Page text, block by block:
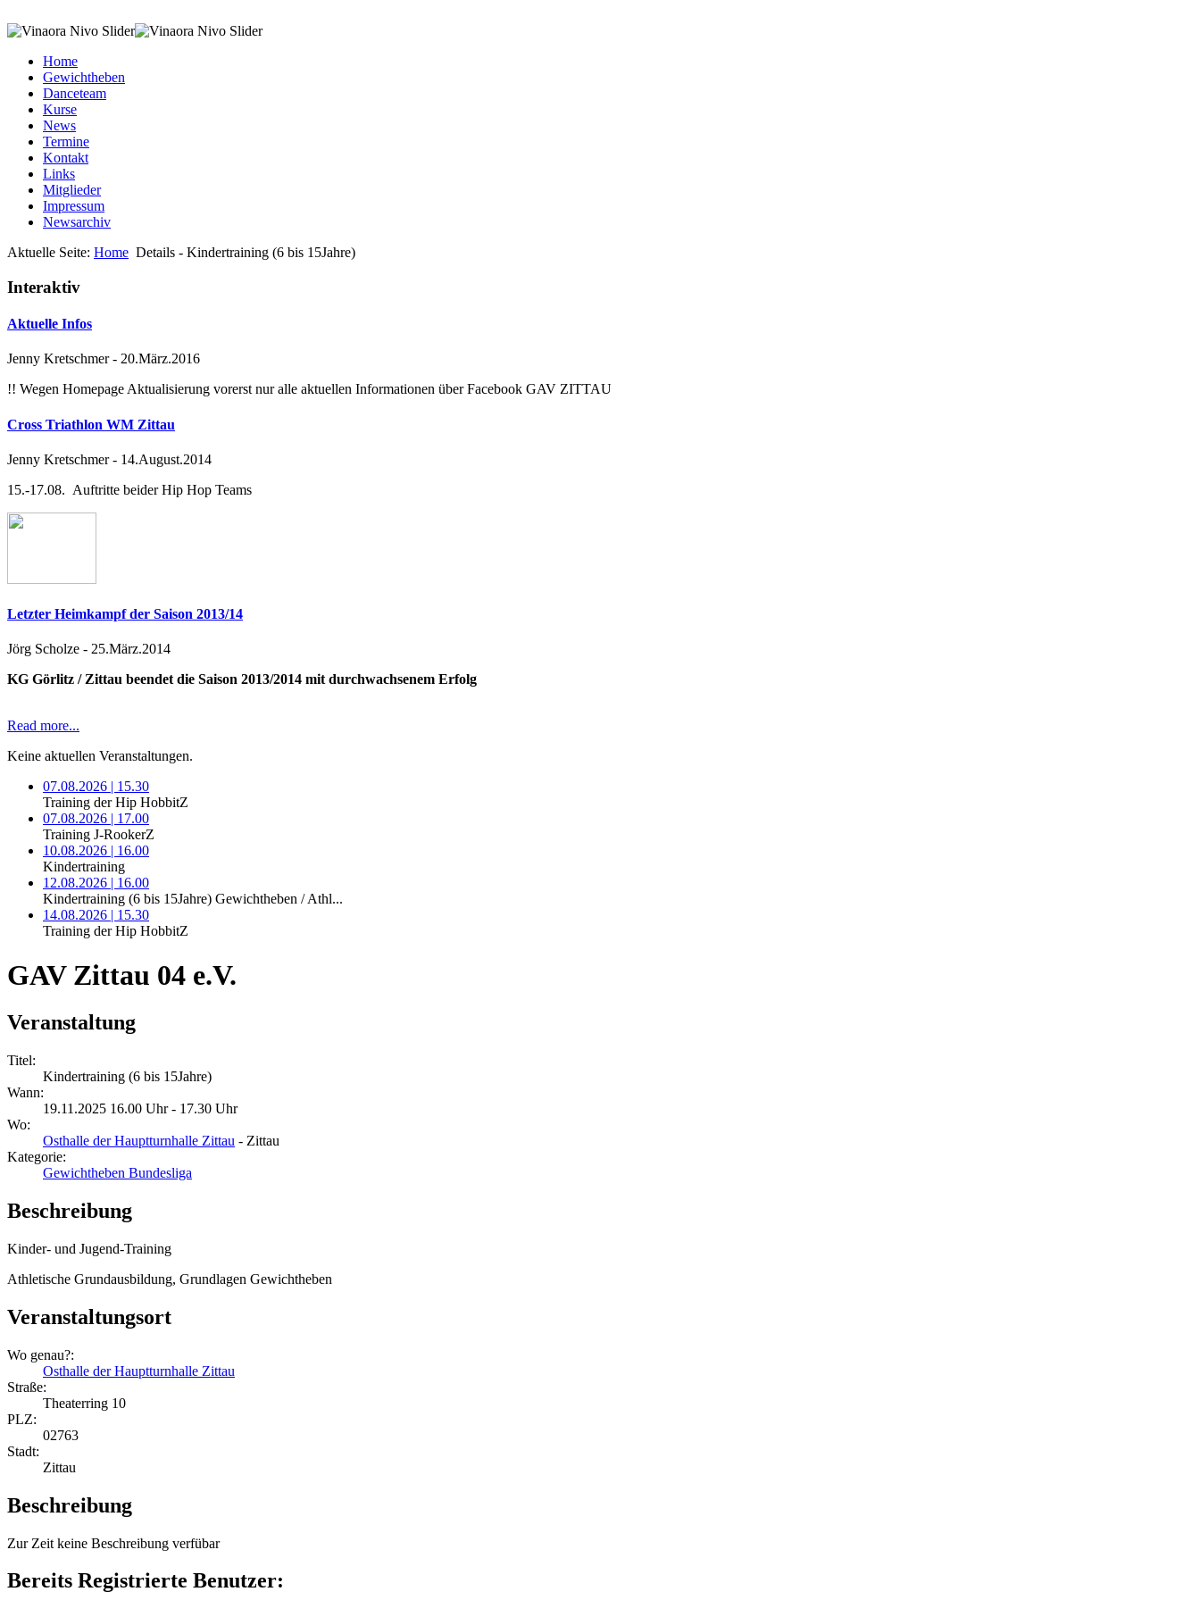
Home
Gewichtheben
Danceteam
Kurse
News
Termine
Kontakt
Links
Mitglieder
Impressum
Newsarchiv
Aktuelle Seite: Home Details - Kindertraining (6 bis 15Jahre)
Interaktiv
Aktuelle Infos
Jenny Kretschmer- 20.März.2016
!! Wegen Homepage Aktualisierung vorerst nur alle aktuellen Informationen über Facebook GAV ZITTAU
Cross Triathlon WM Zittau
Jenny Kretschmer- 14.August.2014
15.-17.08. Auftritte beider Hip Hop Teams
Letzter Heimkampf der Saison 2013/14
Jörg Scholze - 25.März.2014
KG Görlitz / Zittau beendet die Saison 2013/2014 mit durchwachsenem Erfolg
Read more...
Keine aktuellen Veranstaltungen.
07.08.2026 | 15.30
Training der Hip HobbitZ
07.08.2026 | 17.00
Training J-RookerZ
10.08.2026 | 16.00
Kindertraining
12.08.2026 | 16.00
Kindertraining (6 bis 15Jahre) Gewichtheben / Athl...
14.08.2026 | 15.30
Training der Hip HobbitZ
GAV Zittau 04 e.V.
Veranstaltung
Titel:
Kindertraining (6 bis 15Jahre)
Wann:
19.11.2025 16.00 Uhr - 17.30 Uhr
Wo:
Osthalle der Hauptturnhalle Zittau - Zittau
Kategorie:
Gewichtheben Bundesliga
Beschreibung
Kinder- und Jugend-Training
Athletische Grundausbildung, Grundlagen Gewichtheben
Veranstaltungsort
Wo genau?:
Osthalle der Hauptturnhalle Zittau
Straße:
Theaterring 10
PLZ:
02763
Stadt:
Zittau
Beschreibung
Zur Zeit keine Beschreibung verfübar
Bereits Registrierte Benutzer: